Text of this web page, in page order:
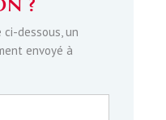
?
dessous, un
envoyé à